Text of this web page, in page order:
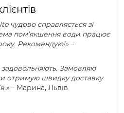
чудово справляється зі
пом’якшення води працює
Рекомендую!» –
задовольняють. Замовляю
отримую швидку доставку
– Марина, Львів